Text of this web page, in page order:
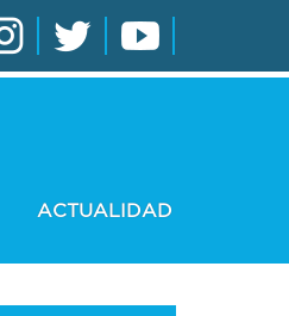
ACTUALIDAD